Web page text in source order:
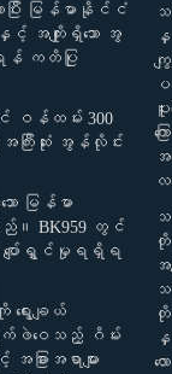
ပြီး မြန်မာနိုင်ငံ
နှင့် အကျိုးရှိသော အွ
ရန် ကတိပြု
န်ထမ်း 300
အကြီးဆုံး အွန်လိုင်း
မြန်မာ
သည်။ BK959 တွင်
ျော်ရွှင်မှုရရှိရ
ရွေးချယ်
ရိုက်ဖဲဝေသည့် ဂိမ်း
ခြားအရာများ
က
ပူ
က
လ